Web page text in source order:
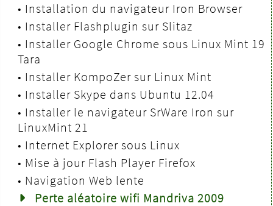
• Installation du navigateur Iron Browser
• Installer Flashplugin sur Slitaz
• Installer Google Chrome sous Linux Mint 19
Tara
• Installer KompoZer sur Linux Mint
• Installer Skype dans Ubuntu 12.04
• Installer le navigateur SrWare Iron sur
LinuxMint 21
• Internet Explorer sous Linux
• Mise à jour Flash Player Firefox
• Navigation Web lente
Perte aléatoire wifi Mandriva 2009